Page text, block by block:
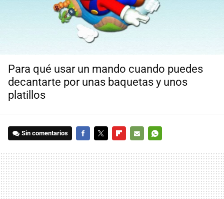
Para qué usar un mando cuando puedes
decantarte por unas baquetas y unos
platillos
Sin comentarios
MAIL